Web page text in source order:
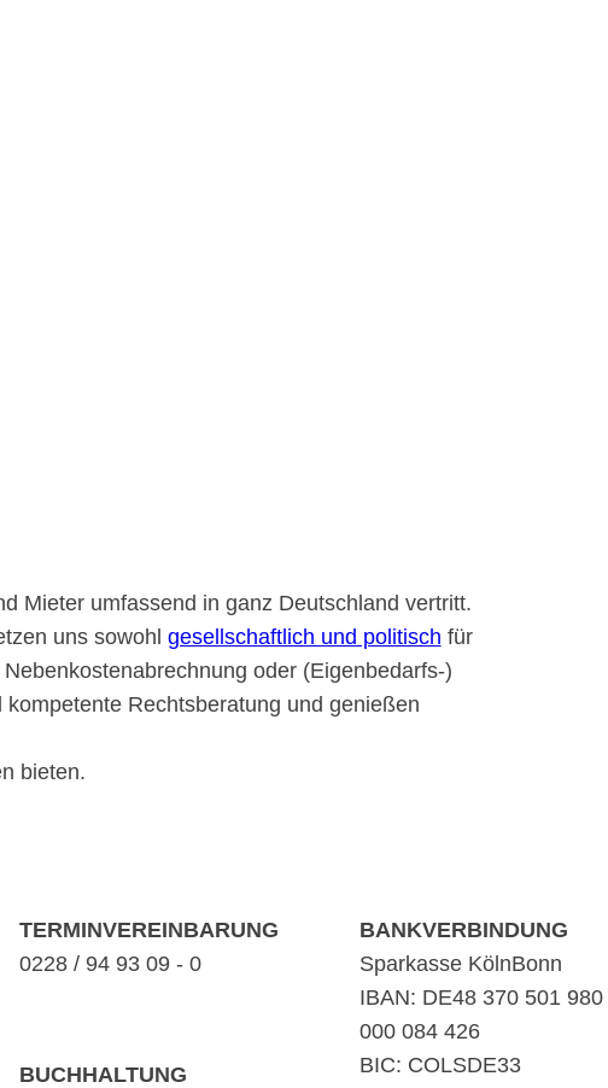
Mieter umfassend in ganz Deutschland vertritt.
uns sowohl gesellschaftlich und politisch für
oder (Eigenbedarfs-)
Rechtsberatung und genießen
bieten.
TERMINVEREINBARUNG
0228 / 94 93 09 - 0
BUCHHALTUNG
BANKVERBINDUNG
Sparkasse KölnBonn
IBAN: DE48 370 501 980
000 084 426
BIC: COLSDE33